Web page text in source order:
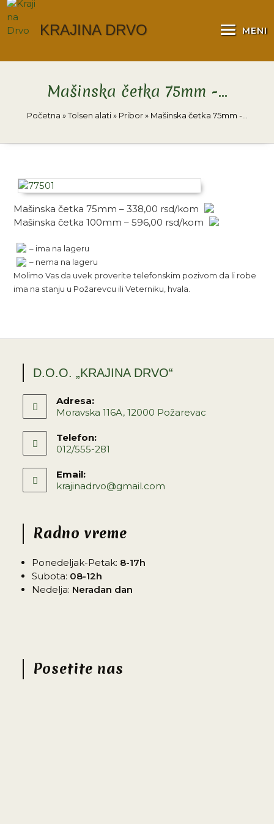
KRAJINA DRVO MENI
Mašinska četka 75mm -…
Početna »Tolsen alati» Pribor» Mašinska četka 75mm -…
Mašinska četka 75mm – 338,00 rsd/kom
Mašinska četka 100mm – 596,00 rsd/kom
– ima na lageru
– nema na lageru
Molimo Vas da uvek proverite telefonskim pozivom da li robe
ima na stanju u Požarevcu ili Veterniku, hvala.
D.O.O. „KRAJINA DRVO“
Adresa:
Moravska 116A, 12000 Požarevac
Telefon:
012/555-281
Email:
krajinadrvo@gmail.com
Radno vreme
Ponedeljak-Petak: 8-17h
Subota: 08-12h
Nedelja: Neradan dan
Posetite nas